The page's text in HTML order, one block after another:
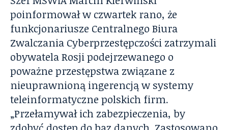
poinformował w czwartek rano, że
funkcjonariusze Centralnego Biura
Zwalczania Cyberprzestępczości zatrzymali
obywatela Rosji podejrzewanego o
poważne przestępstwa związane z
nieuprawnioną ingerencją w systemy
teleinformatyczne polskich firm.
„Przełamywał ich zabezpieczenia, by